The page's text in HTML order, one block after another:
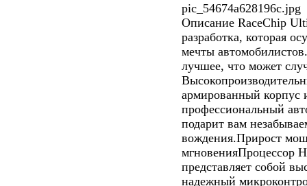
pic_54674a628196c.jpg
Описание RaceChip
разработка, которая
мечты
лучшее, что может
армированный корпус
профессиональный
подарит вам
вождения.Прирост
мгновенияПроцессор
представляет собой
надежный